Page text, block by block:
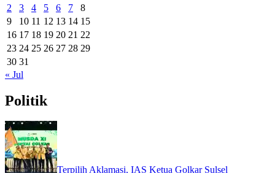
2
3 4 5 6 7
8
9
10 11 12 13 14 15
16 17 18 19 20 21 22
23 24 25 26 27 28 29
30 31
« Jul
Politik
Terpilih Aklamasi, IAS Ketua Golkar Sulsel